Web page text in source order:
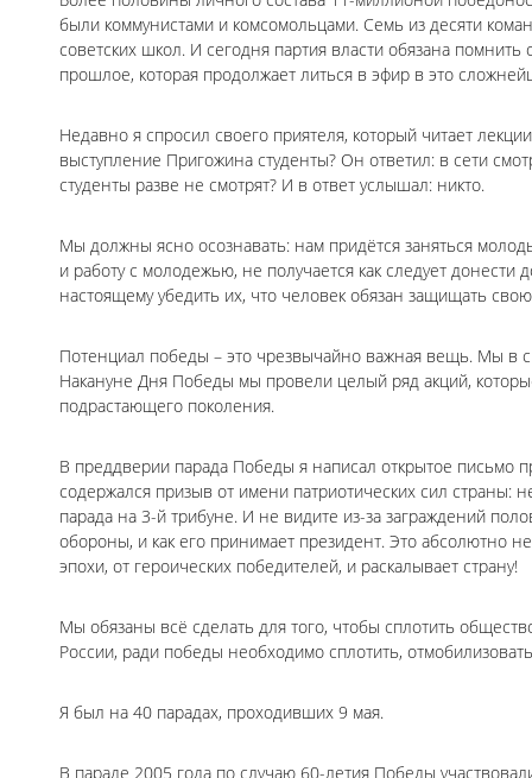
были коммунистами и комсомольцами. Семь из десяти
советских школ. И сегодня партия власти обязана
прошлое, которая продолжает литься в эфир в это
Недавно я спросил своего приятеля, который читает
выступление Пригожина студенты? Он ответил: в сети
студенты разве не смотрят? И в ответ услышал: никто.
Мы должны ясно осознавать: нам придётся заняться
и работу с молодежью, не получается как следует
настоящему убедить их, что человек обязан защищать
Потенциал победы – это чрезвычайно важная вещь. Мы в
Накануне Дня Победы мы провели целый ряд акций,
подрастающего поколения.
В преддверии парада Победы я написал открытое
содержался призыв от имени патриотических сил страны:
парада на 3-й трибуне. И не видите из-за заграждений
обороны, и как его принимает президент. Это абсолютно
эпохи, от героических победителей, и раскалывает страну!
Мы обязаны всё сделать для того, чтобы сплотить
России, ради победы необходимо сплотить,
Я был на 40 парадах, проходивших 9 мая.
В параде 2005 года по случаю 60-летия Победы